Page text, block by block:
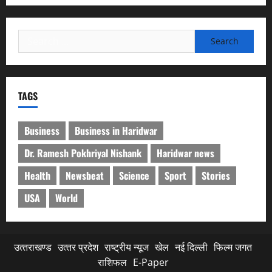
for:
TAGS
Business
Business in Haridwar
Dr. Ramesh Pokhriyal Nishank
Haridwar news
Health
Newsbeat Science Sport
Stories
USA
World
उत्‍तराखण्‍ड उत्‍तर प्रदेश राष्ट्रीय न्यूज खेल नई दिल्ली फिल्‍म जगत
राशिफल E-Paper